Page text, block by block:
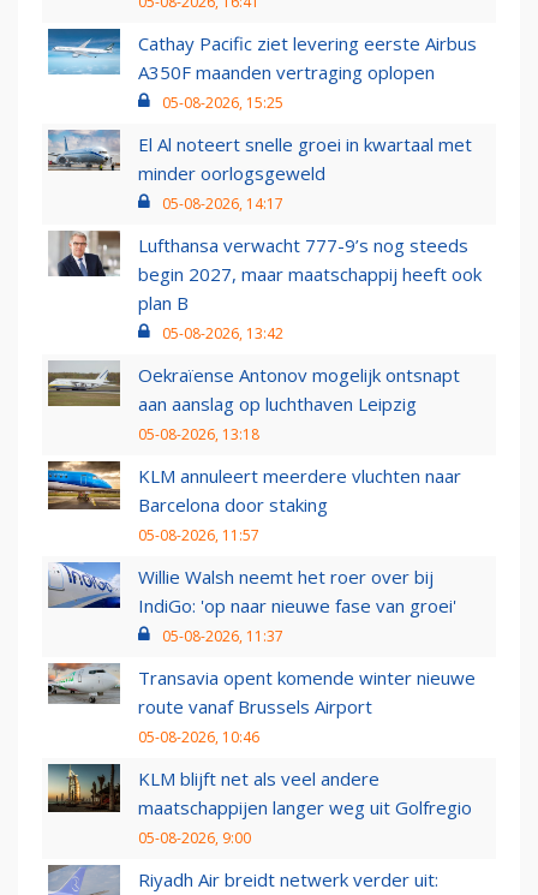
Cathay Pacific ziet levering eerste Airbus
A350F maanden vertraging oplopen
05-08-2026, 15:25
El Al noteert snelle groei in kwartaal met
minder oorlogsgeweld
05-08-2026, 14:17
Lufthansa verwacht 777-9’s nog steeds
begin 2027, maar maatschappij heeft ook
plan B
05-08-2026, 13:42
Oekraïense Antonov mogelijk ontsnapt
aan aanslag op luchthaven Leipzig
05-08-2026, 13:18
KLM annuleert meerdere vluchten naar
Barcelona door staking
05-08-2026, 11:57
Willie Walsh neemt het roer over bij
IndiGo: 'op naar nieuwe fase van groei'
05-08-2026, 11:37
Transavia opent komende winter nieuwe
route vanaf Brussels Airport
05-08-2026, 10:46
KLM blijft net als veel andere
maatschappijen langer weg uit Golfregio
05-08-2026, 9:00
Riyadh Air breidt netwerk verder uit: